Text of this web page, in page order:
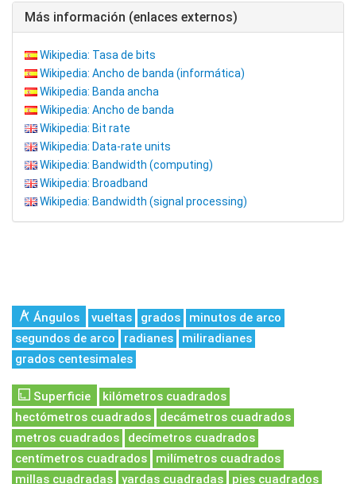
Más información (enlaces externos)
Wikipedia: Tasa de bits
Wikipedia: Ancho de banda (informática)
Wikipedia: Banda ancha
Wikipedia: Ancho de banda
Wikipedia: Bit rate
Wikipedia: Data-rate units
Wikipedia: Bandwidth (computing)
Wikipedia: Broadband
Wikipedia: Bandwidth (signal processing)
Ángulos vueltas grados
minutos de arco
segundos de arco
radianes
miliradianes
grados centesimales
Superficie
kilómetros cuadrados
hectómetros cuadrados
decámetros cuadrados
metros cuadrados
decímetros cuadrados
centímetros cuadrados
milímetros cuadrados
millas cuadradas
yardas cuadradas
pies cuadrados